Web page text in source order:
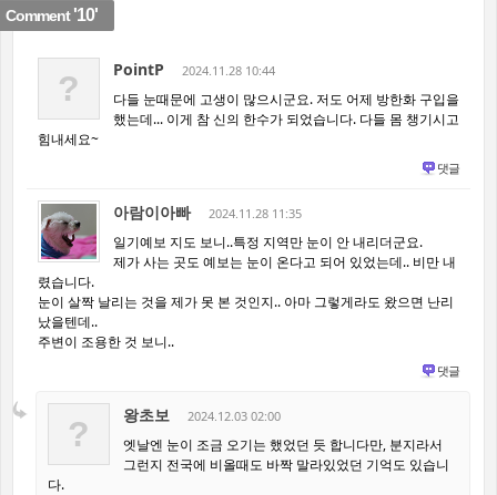
Comment'10'
? PointP 2024.11.28 10:44
다들 눈때문에 고생이 많으시군요. 저도 어제 방한화 구입을
했는데... 이게 참 신의 한수가 되었습니다. 다들 몸 챙기시고
힘내세요~
댓글
아람이아빠 2024.11.28 11:35
일기예보 지도 보니..특정 지역만 눈이 안 내리더군요.
제가 사는 곳도 예보는 눈이 온다고 되어 있었는데.. 비만 내
렸습니다.
눈이 살짝 날리는 것을 제가 못 본 것인지.. 아마 그렇게라도 왔으면 난리
났을텐데..
주변이 조용한 것 보니..
댓글
? 왕초보 2024.12.03 02:00
엣날엔 눈이 조금 오기는 했었던 듯 합니다만, 분지라서
그런지 전국에 비올때도 바짝 말라있었던 기억도 있습니
다.